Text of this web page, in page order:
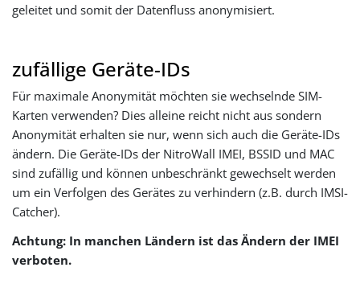
geleitet und somit der Datenfluss anonymisiert.
zufällige Geräte-IDs
Für maximale Anonymität möchten sie wechselnde SIM-
Karten verwenden? Dies alleine reicht nicht aus sondern
Anonymität erhalten sie nur, wenn sich auch die Geräte-IDs
ändern. Die Geräte-IDs der NitroWall IMEI, BSSID und MAC
sind zufällig und können unbeschränkt gewechselt werden
um ein Verfolgen des Gerätes zu verhindern (z.B. durch IMSI-
Catcher).
Achtung: In manchen Ländern ist das Ändern der IMEI
verboten.